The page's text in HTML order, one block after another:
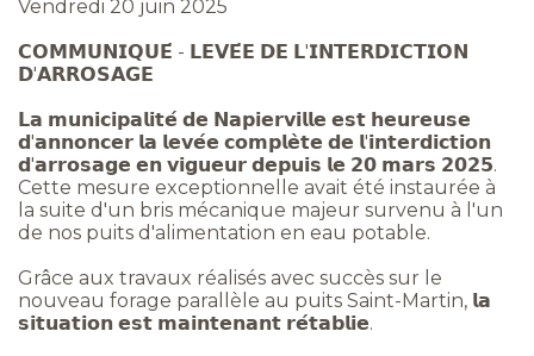
Vendredi 20 juin 2025
𝗖𝗢𝗠𝗠𝗨𝗡𝗜𝗤𝗨𝗘́ - 𝗟𝗘𝗩𝗘́𝗘 𝗗𝗘 𝗟'𝗜𝗡𝗧𝗘𝗥𝗗𝗜𝗖𝗧𝗜𝗢𝗡
𝗗'𝗔𝗥𝗥𝗢𝗦𝗔𝗚𝗘
𝗟𝗮 𝗺𝘂𝗻𝗶𝗰𝗶𝗽𝗮𝗹𝗶𝘁𝗲́ 𝗱𝗲 𝗡𝗮𝗽𝗶𝗲𝗿𝘃𝗶𝗹𝗹𝗲 𝗲𝘀𝘁 𝗵𝗲𝘂𝗿𝗲𝘂𝘀𝗲
𝗱'𝗮𝗻𝗻𝗼𝗻𝗰𝗲𝗿 𝗹𝗮 𝗹𝗲𝘃𝗲́𝗲 𝗰𝗼𝗺𝗽𝗹𝗲̀𝘁𝗲 𝗱𝗲 𝗹'𝗶𝗻𝘁𝗲𝗿𝗱𝗶𝗰𝘁𝗶𝗼𝗻
𝗱'𝗮𝗿𝗿𝗼𝘀𝗮𝗴𝗲 𝗲𝗻 𝘃𝗶𝗴𝘂𝗲𝘂𝗿 𝗱𝗲𝗽𝘂𝗶𝘀 𝗹𝗲 𝟮𝟬 𝗺𝗮𝗿𝘀 𝟮𝟬𝟮𝟱.
Cette mesure exceptionnelle avait été instaurée à
la suite d'un bris mécanique majeur survenu à l'un
de nos puits d'alimentation en eau potable.
Grâce aux travaux réalisés avec succès sur le
nouveau forage parallèle au puits Saint-Martin, 𝗹𝗮
𝘀𝗶𝘁𝘂𝗮𝘁𝗶𝗼𝗻 𝗲𝘀𝘁 𝗺𝗮𝗶𝗻𝘁𝗲𝗻𝗮𝗻𝘁 𝗿𝗲́𝘁𝗮𝗯𝗹𝗶𝗲.